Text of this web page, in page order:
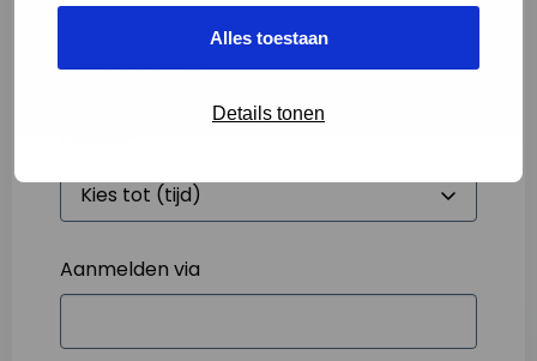
Alles toestaan
Details tonen
Starttijd*
Aanmelden via